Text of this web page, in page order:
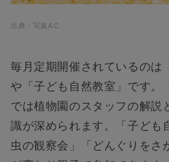
出典：写真AC
毎月定期開催されているのは
や「子ども自然教室」です。
では植物園のスタッフの解説
識が深められます。「子ども
虫の観察会」「どんぐりをさ